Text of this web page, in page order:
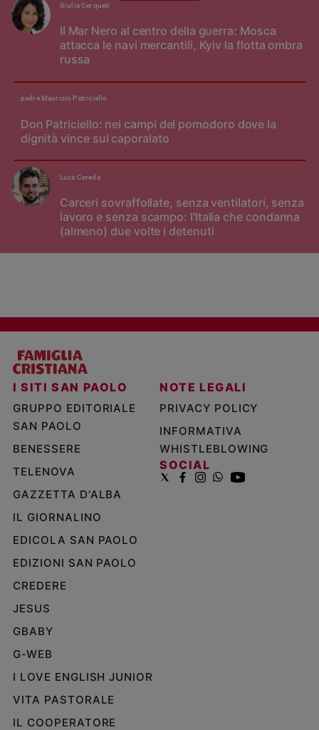
Il Mar Nero al centro della guerra: Mosca
attacca le navi mercantili, Kyiv la flotta ombra
russa
Giulia Cerqueti
Don Patriciello: nei campi del pomodoro dove la
dignità vince sul caporalato
padre Maurizio Patriciello
Carceri sovraffollate, senza ventilatori, senza
lavoro e senza scampo: l'Italia che condanna
(almeno) due volte i detenuti
Luca Cereda
I SITI SAN PAOLO
GRUPPO EDITORIALE
SAN PAOLO
BENESSERE
TELENOVA
GAZZETTA D'ALBA
IL GIORNALINO
EDICOLA SAN PAOLO
EDIZIONI SAN PAOLO
CREDERE
JESUS
GBABY
G-WEB
I LOVE ENGLISH JUNIOR
VITA PASTORALE
IL COOPERATORE
NOTE LEGALI
PRIVACY POLICY
INFORMATIVA
WHISTLEBLOWING
SOCIAL